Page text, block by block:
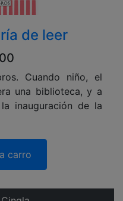
de leer
Cuando niño, el
una biblioteca, y a
inauguración de la
carro